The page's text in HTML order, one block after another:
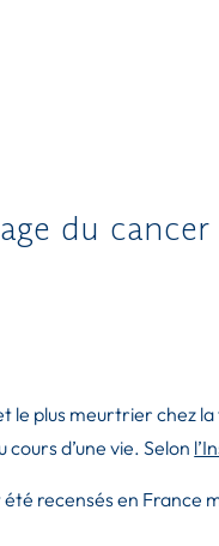
du
le plus meurtrier chez
d’une vie. Selon
été recensés en France